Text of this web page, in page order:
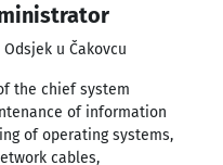
u Čakovcu
the chief system
of information
of operating systems,
cables,